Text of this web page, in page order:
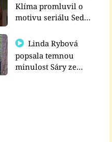
Klíma promluvil o
motivu seriálu Sedm
Linda Rybová
popsala temnou
minulost Sáry ze